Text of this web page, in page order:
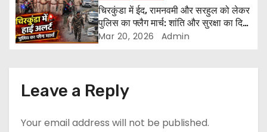
a
t
o
चिरकुंडा में ईद, रामनवमी और सरहुल को लेकर
पुलिस का फ्लैग मार्च: शांति और सुरक्षा का दिया
संदेश
Mar 20, 2026 Admin
Leave a Reply
Your email address will not be published.